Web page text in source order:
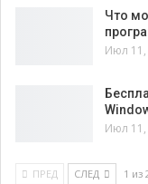
Что
Июл 11,
Июл 11,
ПРЕД СЛЕД 1 из